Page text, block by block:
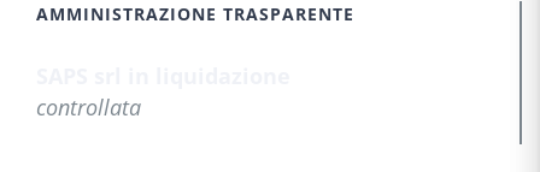
AMMINISTRAZIONE TRASPARENTE
controllata